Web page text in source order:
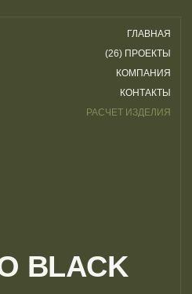
BLACK
ГЛАВНАЯ
(26) ПРОЕКТЫ
КОМПАНИЯ
КОНТАКТЫ
РАСЧЕТ ИЗДЕЛИЯ